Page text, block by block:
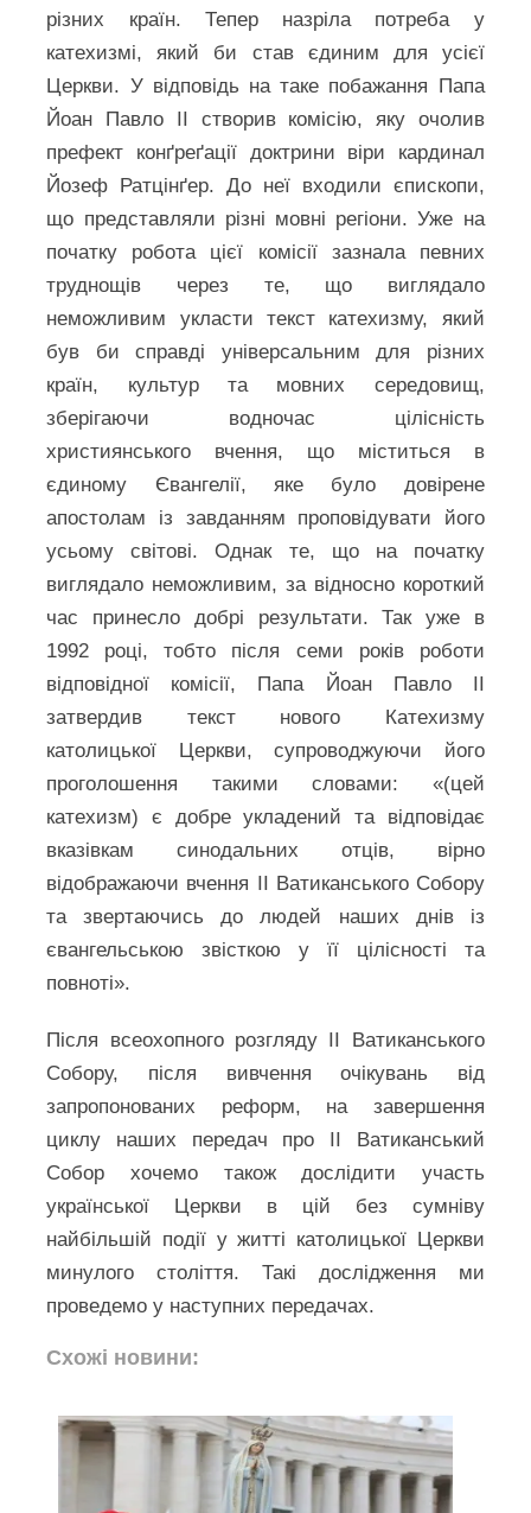
різних країн. Тепер назріла потреба у
катехизмі, який би став єдиним для усієї
Церкви. У відповідь на таке побажання Папа
Йоан Павло ІІ створив комісію, яку очолив
префект конґреґації доктрини віри кардинал
Йозеф Ратцінґер. До неї входили єпископи,
що представляли різні мовні регіони. Уже на
початку робота цієї комісії зазнала певних
труднощів через те, що виглядало
неможливим укласти текст катехизму, який
був би справді універсальним для різних
країн, культур та мовних середовищ,
зберігаючи водночас цілісність
християнського вчення, що міститься в
єдиному Євангелії, яке було довірене
апостолам із завданням проповідувати його
усьому світові. Однак те, що на початку
виглядало неможливим, за відносно короткий
час принесло добрі результати. Так уже в
1992 році, тобто після семи років роботи
відповідної комісії, Папа Йоан Павло ІІ
затвердив текст нового Катехизму
католицької Церкви, супроводжуючи його
проголошення такими словами: «(цей
катехизм) є добре укладений та відповідає
вказівкам синодальних отців, вірно
відображаючи вчення ІІ Ватиканського Собору
та звертаючись до людей наших днів із
євангельською звісткою у її цілісності та
повноті».
Після всеохопного розгляду ІІ Ватиканського
Собору, після вивчення очікувань від
запропонованих реформ, на завершення
циклу наших передач про ІІ Ватиканський
Собор хочемо також дослідити участь
української Церкви в цій без сумніву
найбільшій події у житті католицької Церкви
минулого століття. Такі дослідження ми
проведемо у наступних передачах.
Схожі новини: